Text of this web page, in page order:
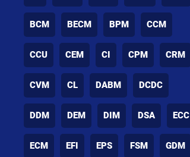
BCM BECM BPM CCM
CCU CEM CI CPM CRM
CVM CL DABM DCDC
DDM DEM DIM DSA ECC
ECM EFI EPS FSM GDM